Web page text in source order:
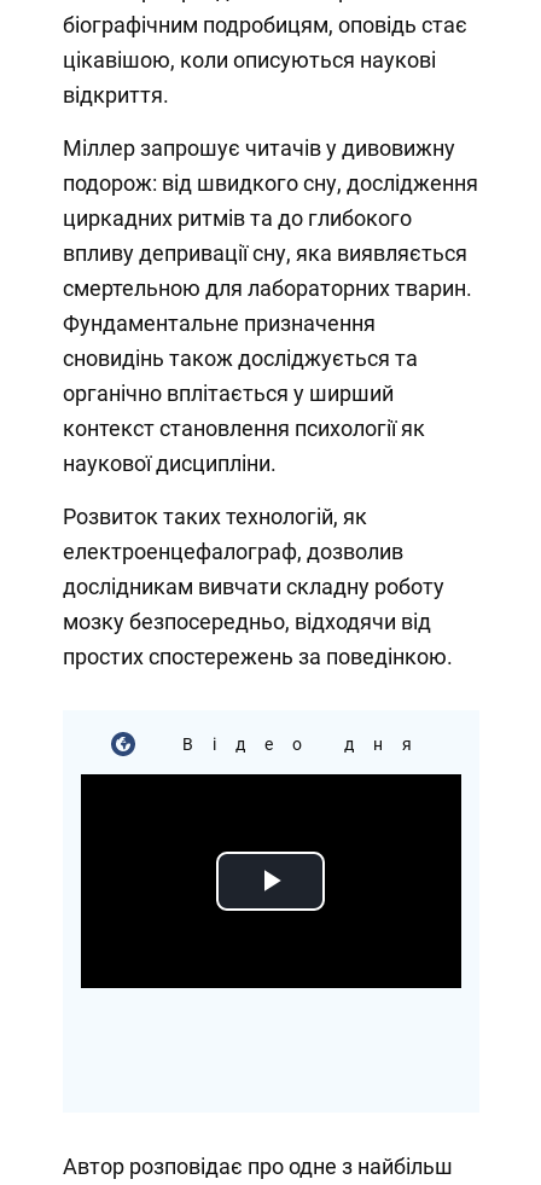
біографічним подробицям, оповідь стає
цікавішою, коли описуються наукові
відкриття.
Міллер запрошує читачів у дивовижну
подорож: від швидкого сну, дослідження
циркадних ритмів та до глибокого
впливу депривації сну, яка виявляється
смертельною для лабораторних тварин.
Фундаментальне призначення
сновидінь також досліджується та
органічно вплітається у ширший
контекст становлення психології як
наукової дисципліни.
Розвиток таких технологій, як
електроенцефалограф, дозволив
дослідникам вивчати складну роботу
мозку безпосередньо, відходячи від
простих спостережень за поведінкою.
Відео дня
Play
Автор розповідає про одне з найбільш